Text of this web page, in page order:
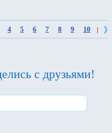
4 5 6 7 8 9 10
с друзьями!